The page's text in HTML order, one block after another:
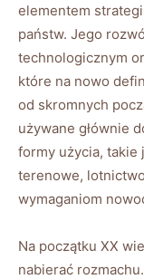
elementem
państw. Jego
technologicznym
które na nowo
od skromnych
używane głównie
formy użycia, takie
terenowe,
wymaganiom
Na początku XX
nabierać